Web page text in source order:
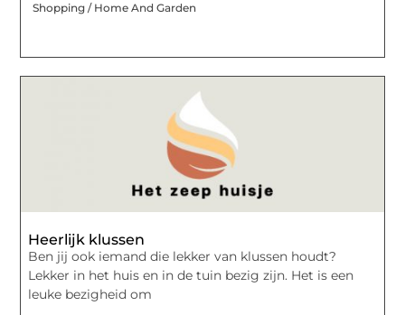
Shopping / Home And Garden
Heerlijk klussen
Ben jij ook iemand die lekker van klussen houdt?
Lekker in het huis en in de tuin bezig zijn. Het is een
leuke bezigheid om